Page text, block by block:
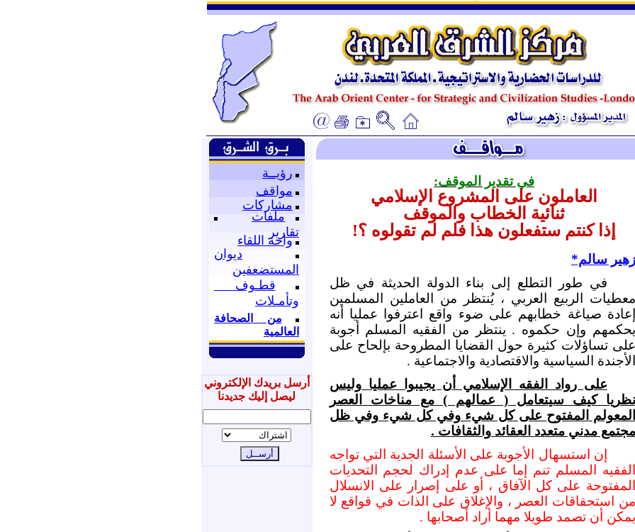
ـ
ـ
رؤيــة
مواقف
مشاركات
ملفات
تقارير
واحة اللقاء
ديوان
المستضعفين
قطـوف
وتأمـلات
من الصحافة
العالمية
أرسل بريدك الإلكتروني
ليصل إليك جديدنا
في تقدير الموقف:
العاملون على المشروع الإسلامي
ثنائية الخطاب والموقف
إذا كنتم ستفعلون هذا فلم لم تقولوه ؟!
زهير سالم*
في طور التطلع إلى بناء الدولة الحديثة في ظل
معطيات الربيع العربي ، يُنتظر من العاملين المسلمين
إعادة صياغة خطابهم على ضوء واقع اعترفوا عمليا أنه
يحكمهم وإن حكموه . ينتظر من الفقيه المسلم أجوبة
على تساؤلات كثيرة حول القضايا المطروحة بإلحاح على
الأجندة السياسية والاقتصادية والاجتماعية .
على رواد الفقه الإسلامي أن يجيبوا عمليا وليس
نظريا كيف سيتعامل ( عمالهم ) مع مناخات العصر
المعولم المفتوح على كل شيء وفي كل شيء وفي ظل
مجتمع مدني متعدد العقائد والثقافات .
إن استسهال الأجوبة على الأسئلة الجدية التي تواجه
الفقيه المسلم تنم إما على عدم إدراك لحجم التحديات
المفتوحة على كل الآفاق ، أو على إصرار على الانسلال
من استحقاقات العصر ، والإغلاق على الذات في قواقع لا
يمكن أن تصمد طويلا مهما أراد أصحابها .